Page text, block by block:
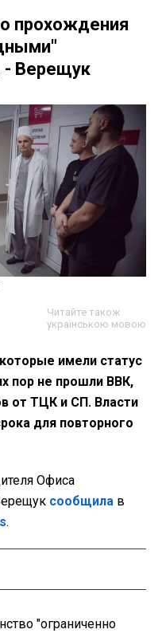
прохождения
- Верещук
Читайте також
українською мовою
имели статус
пор не прошли ВВК,
от ТЦК и СП. Власти
для повторного
Офиса
сообщила в
.
"ограниченно